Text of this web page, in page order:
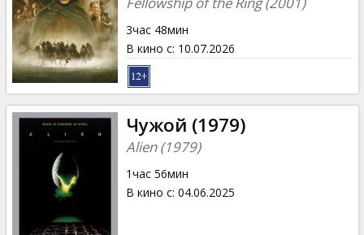
B2B
Клуб
3час 48мин
В кино с: 10.07.2026
Чужой (1979)
Alien (1979)
1час 56мин
В кино с: 04.06.2025